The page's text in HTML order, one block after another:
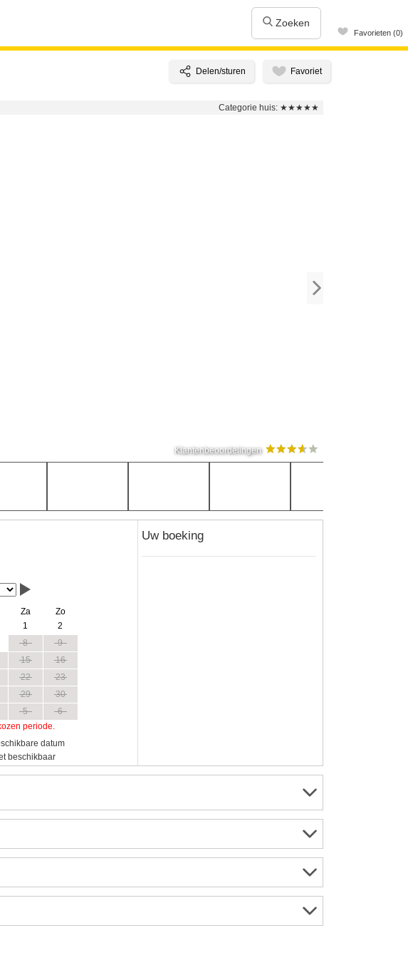
Zoeken
Favorieten (0)
Categorie huis: ★★★★★
Klantenbeoordelingen
Za
Zo
1
2
8
9
15
16
22
23
29
30
5
6
periode.
datum
beschikbaar
Uw boeking